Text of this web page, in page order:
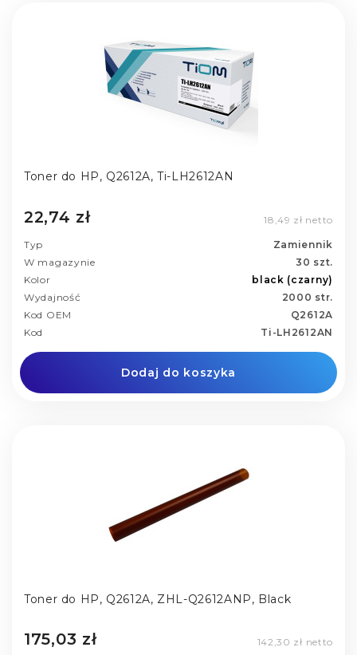
Toner do HP, Q2612A, Ti-LH2612AN
22,74 zł 18,49 zł netto
Typ
Zamiennik
W magazynie
30 szt.
Kolor
black (czarny)
Wydajność
2000 str.
Kod OEM
Q2612A
Kod
Ti-LH2612AN
Dodaj do koszyka
Toner do HP, Q2612A, ZHL-Q2612ANP, Black
175,03 zł 142,30 zł netto